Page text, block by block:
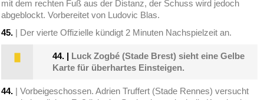
mit dem rechten Fuß aus der Distanz, der Schuss wird jedoch
abgeblockt. Vorbereitet von Ludovic Blas.
45. | Der vierte Offizielle kündigt 2 Minuten Nachspielzeit an.
44. | Luck Zogbé (Stade Brest) sieht eine Gelbe
Karte für überhartes Einsteigen.
44. | Vorbeigeschossen. Adrien Truffert (Stade Rennes) versucht